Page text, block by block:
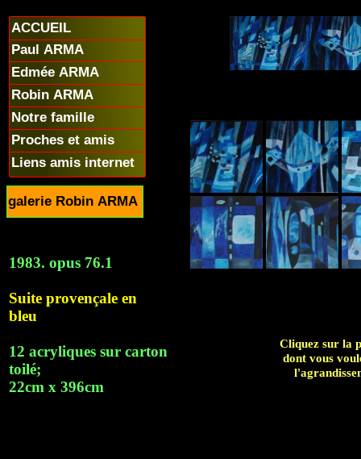
Cliquez sur la
dont vous
1983. opus 76.1
Suite provençale en
bleu
12 acryliques sur carton
toilé;
22cm x 396cm
ACCUEIL
Paul ARMA
Edmée ARMA
Robin ARMA
Notre famille
Proches et amis
Liens amis internet
galerie Robin ARMA